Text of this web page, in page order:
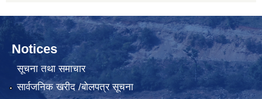
Notices
सूचना तथा समाचार
सार्वजनिक खरीद /बोलपत्र सूचना